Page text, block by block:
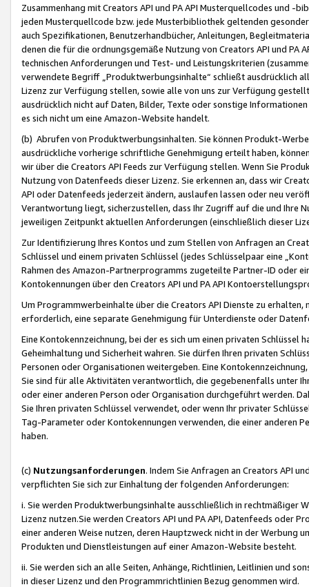
Zusammenhang mit Creators API und PA API Musterquellcodes und
jeden Musterquellcode bzw. jede Musterbibliothek geltenden
auch Spezifikationen, Benutzerhandbücher, Anleitungen,
denen die für die ordnungsgemäße Nutzung von Creators API und PA
technischen Anforderungen und Test- und Leistungskriterien
verwendete Begriff „Produktwerbungsinhalte“ schließt ausdrücklich
Lizenz zur Verfügung stellen, sowie alle von uns zur Verfügung
ausdrücklich nicht auf Daten, Bilder, Texte oder sonstige
es sich nicht um eine Amazon-Website handelt.
(b) Abrufen von Produktwerbungsinhalten. Sie können Produkt-
ausdrückliche vorherige schriftliche Genehmigung erteilt haben,
wir über die Creators API Feeds zur Verfügung stellen. Wenn Sie
Nutzung von Datenfeeds dieser Lizenz. Sie erkennen an, dass wir
API oder Datenfeeds jederzeit ändern, auslaufen lassen oder neu
Verantwortung liegt, sicherzustellen, dass Ihr Zugriff auf die und Ihre
jeweiligen Zeitpunkt aktuellen Anforderungen (einschließlich dieser
Zur Identifizierung Ihres Kontos und zum Stellen von Anfragen an
Schlüssel und einem privaten Schlüssel (jedes Schlüsselpaar eine
Rahmen des Amazon-Partnerprogramms zugeteilte Partner-ID oder
Kontokennungen über den Creators API und PA API
Um Programmwerbeinhalte über die Creators API Dienste zu
erforderlich, eine separate Genehmigung für Unterdienste oder
Eine Kontokennzeichnung, bei der es sich um einen privaten
Geheimhaltung und Sicherheit wahren. Sie dürfen Ihren privaten
Personen oder Organisationen weitergeben. Eine
Sie sind für alle Aktivitäten verantwortlich, die gegebenenfalls unter
oder einer anderen Person oder Organisation durchgeführt werden.
Sie Ihren privaten Schlüssel verwendet, oder wenn Ihr privater
Tag-Parameter oder Kontokennungen verwenden, die einer anderen
haben.
(c) Nutzungsanforderungen. Indem Sie Anfragen an Creators API
verpflichten Sie sich zur Einhaltung der folgenden Anforderungen:
i. Sie werden Produktwerbungsinhalte ausschließlich in rechtmäßiger
Lizenz nutzen.Sie werden Creators API und PA API, Datenfeeds oder
einer anderen Weise nutzen, deren Hauptzweck nicht in der Werbung
Produkten und Dienstleistungen auf einer Amazon-Website besteht.
ii. Sie werden sich an alle Seiten, Anhänge, Richtlinien, Leitlinien und
in dieser Lizenz und den Programmrichtlinien Bezug genommen wird.